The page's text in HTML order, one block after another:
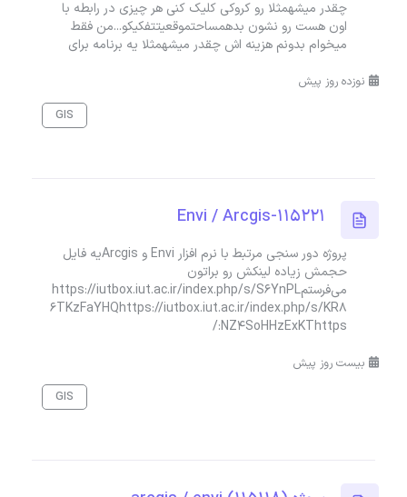
چقدر میشهمثلا رو کروکی کلیک کنی هر چیزی در رابطه با
اون هست رو نشون بدهمساحتموقعیتتفکیکو...من فقط
میخوام بدونم هزینه اش چقدر میشهمثلا یه برنامه برای
نوزده روز پیش
GIS
Envi / Arcgis-115221
پروژه دور سنجی مرتبط با نرم افزار Envi و Arcgisیه فایل
حجمش زیاده لینکش رو براتون
می‌فرستمhttps://iutbox.iut.ac.ir/index.php/s/S6YnPL
6TKzFaYHQhttps://iutbox.iut.ac.ir/index.php/s/KR8
NZ4SoHHzExKThttps:/
بیست روز پیش
GIS